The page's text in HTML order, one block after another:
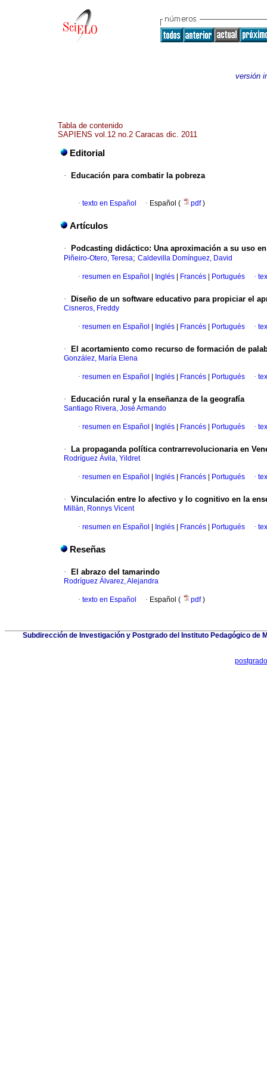
versión
Tabla de contenido
SAPIENS vol.12 no.2 Caracas dic. 2011
Editorial
· Educación para combatir la pobreza
· texto en Español · Español ( pdf)
Artículos
· Podcasting didáctico: Una aproximación a su uso
Piñeiro-Otero, Teresa; Caldevilla Domínguez, David
· resumen en Español Inglés Francés Portugués ·
· Diseño de un software educativo para propiciar el
Cisneros, Freddy
· resumen en Español Inglés Francés Portugués ·
· El acortamiento como recurso de formación de
González, María Elena
· resumen en Español Inglés Francés Portugués ·
· Educación rural y la enseñanza de la geografía
Santiago Rivera, José Armando
· resumen en Español Inglés Francés Portugués ·
· La propaganda política contrarrevolucionaria en
Rodríguez Ávila, Yildret
· resumen en Español Inglés Francés Portugués ·
· Vinculación entre lo afectivo y lo cognitivo en la
Millán, Ronnys Vicent
· resumen en Español Inglés Francés Portugués ·
Reseñas
· El abrazo del tamarindo
Rodríguez Álvarez, Alejandra
· texto en Español · Español ( pdf)
Subdirección de Investigación y Postgrado del Instituto Pedagógico de